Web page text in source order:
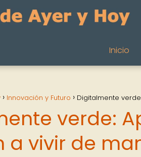
Inicio
Innovación y Futuro Digitalmente
verde:
a vivir de